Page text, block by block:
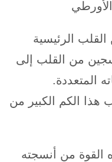
الرئيسية
من القلب إلى
المتعددة.
هذا الكم الكبير من
القوة من أنسجته